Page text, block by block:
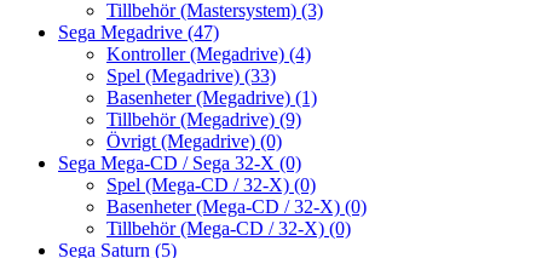
Tillbehör (Mastersystem) (3)
Sega Megadrive (47)
Kontroller (Megadrive) (4)
Spel (Megadrive) (33)
Basenheter (Megadrive) (1)
Tillbehör (Megadrive) (9)
Övrigt (Megadrive) (0)
Sega Mega-CD / Sega 32-X (0)
Spel (Mega-CD / 32-X) (0)
Basenheter (Mega-CD / 32-X) (0)
Tillbehör (Mega-CD / 32-X) (0)
Sega Saturn (5)